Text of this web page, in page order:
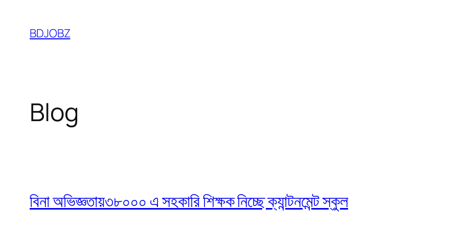
content
BDJOBZ
Blog
বিনা অভিজ্ঞতায়৩৮০০০ এ সহকারি শিক্ষক নিচ্ছে ক্যান্টনমেন্ট স্কুল